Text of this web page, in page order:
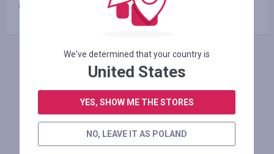
odzież online i robimy wysyłkę towarów na całym świecie.
ZALOGUJ SIĘ, ŻEBY ZOSTAWIĆ OPINIĘ
Podobne sklepy
We've determined that your country is
United States
YES, SHOW ME THE STORES
NO, LEAVE IT AS POLAND